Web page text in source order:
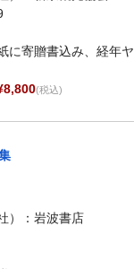
に寄贈書込み、経年ヤ
(税込)
）：岩波書店